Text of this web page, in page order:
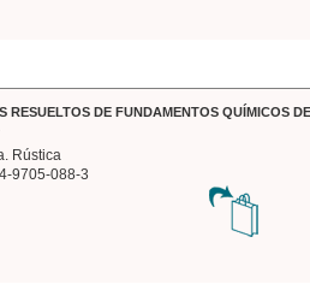
RESUELTOS DE FUNDAMENTOS QUÍMICOS
Rústica
9705-088-3